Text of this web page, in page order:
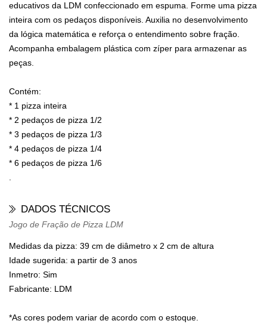
educativos da LDM confeccionado em espuma. Forme uma pizza
inteira com os pedaços disponíveis. Auxilia no desenvolvimento
da lógica matemática e reforça o entendimento sobre fração.
Acompanha embalagem plástica com zíper para armazenar as
peças.
Contém:
* 1 pizza inteira
* 2 pedaços de pizza 1/2
* 3 pedaços de pizza 1/3
* 4 pedaços de pizza 1/4
* 6 pedaços de pizza 1/6
DADOS TÉCNICOS
Jogo de Fração de Pizza LDM
Medidas da pizza: 39 cm de diâmetro x 2 cm de altura
Idade sugerida: a partir de 3 anos
Inmetro: Sim
Fabricante: LDM
*As cores podem variar de acordo com o estoque.